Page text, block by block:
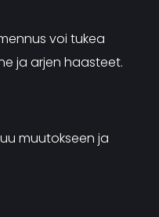
voi tukea
ja arjen haasteet.
muutokseen ja